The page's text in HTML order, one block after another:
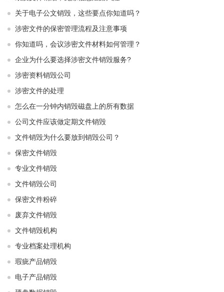
关于电子公文销毁，这些要点你知道吗？
涉密文件的保密管理流程及注意事项
你知道吗，会议涉密文件材料如何管理？
企业为什么要选择涉密文件销毁服务?
涉密资料销毁公司
涉密文件的处理
怎么在一分钟内销毁磁盘上的所有数据
公司文件应该做定期文件销毁
文件销毁为什么要放到销毁公司？
保密文件销毁
专业文件销毁
文件销毁公司
保密文件粉碎
废弃文件销毁
文件销毁机构
专业档案处理机构
瑕疵产品销毁
电子产品销毁